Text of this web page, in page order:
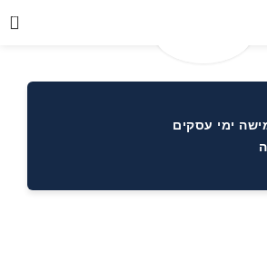
0
ימי עסקים